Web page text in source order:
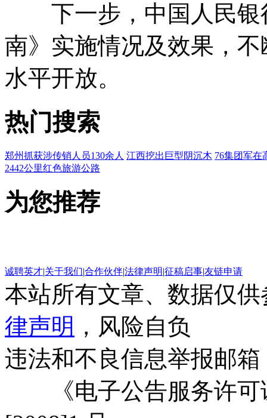
下一步，中国人民银
南》实施情况及效果，
水平开放。
热门搜索
郑州抓获涉传销人员130余人 江西挖出巨型阴沉木 76集团军在
2442公里红色旅游公路
为您推荐
诚聘英才|关于我们|合作伙伴|法律声明|征稿启事|友链申请
本站所有文章、数据仅
律声明 ，风险自负
违法和不良信息举报邮箱
《电子公告服务许可